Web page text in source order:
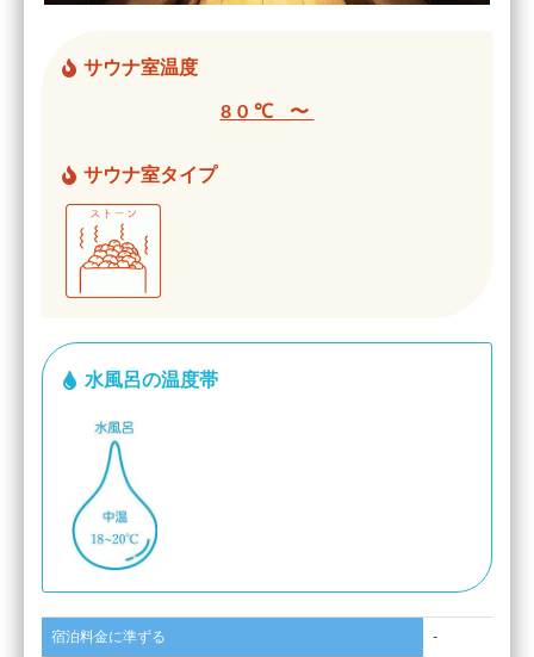
サウナ室温度
80℃ 〜
サウナ室タイプ
水風呂の温度帯
宿泊料金に準ずる -